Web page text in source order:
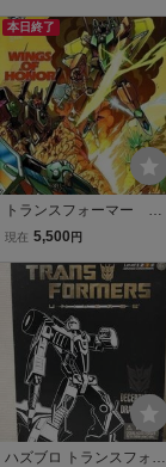
2013 コレクターズクラブ
本日終了
トランスフォーマー ア
メコミ TFCC TCC timelin
Con2009 コレクターズク
ラブ
現在 5,500 円
ハズブロ トランスフォー